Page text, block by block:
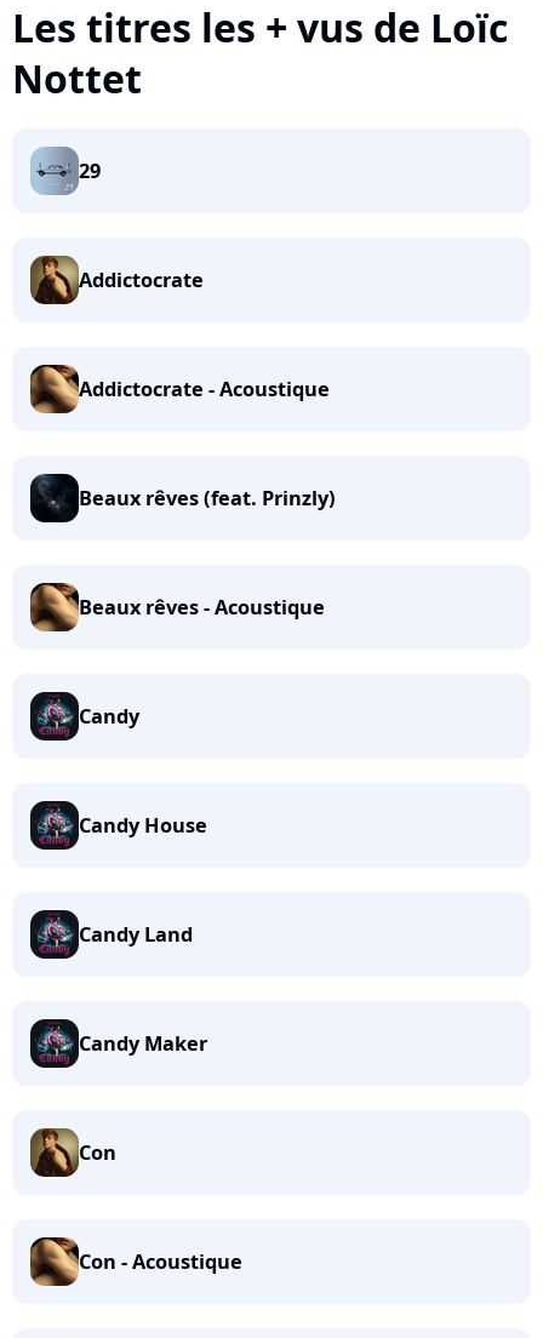
Les titres les + vus de Loïc
Nottet
29
Addictocrate
Addictocrate - Acoustique
Beaux rêves (feat. Prinzly)
Beaux rêves - Acoustique
Candy
Candy House
Candy Land
Candy Maker
Con
Con - Acoustique